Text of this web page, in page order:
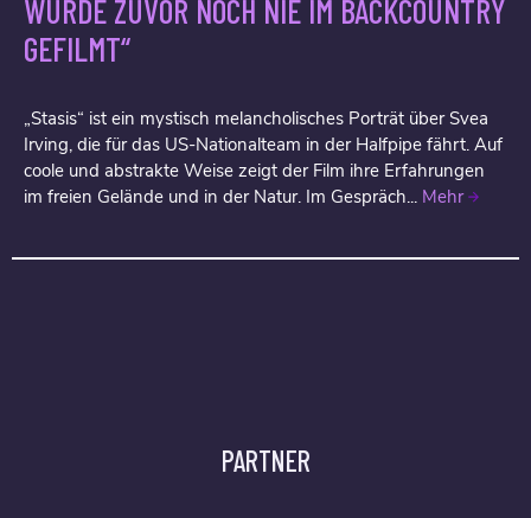
WURDE ZUVOR NOCH NIE IM BACKCOUNTRY
GEFILMT“
„Stasis“ ist ein mystisch melancholisches Porträt über Svea
Irving, die für das US-Nationalteam in der Halfpipe fährt. Auf
coole und abstrakte Weise zeigt der Film ihre Erfahrungen
im freien Gelände und in der Natur. Im Gespräch... Mehr
PARTNER